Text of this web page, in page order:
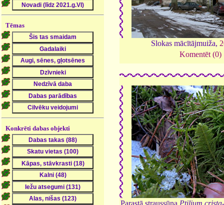
Tēmas
Konkrēti dabas objekti
Slokas mācītājmuiža,
Komentēt (0)